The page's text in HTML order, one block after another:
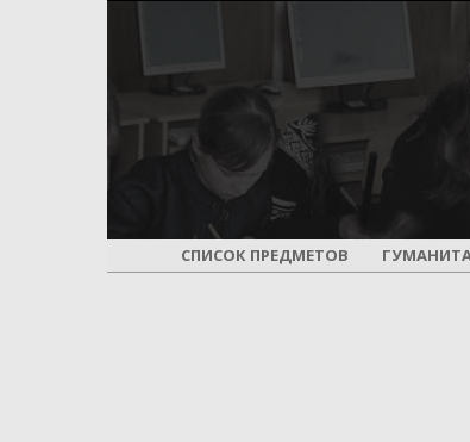
СПИСОК ПРЕДМЕТОВ